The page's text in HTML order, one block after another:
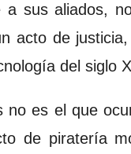
sus aliados,
acto de
del siglo
no es el que
de piratería